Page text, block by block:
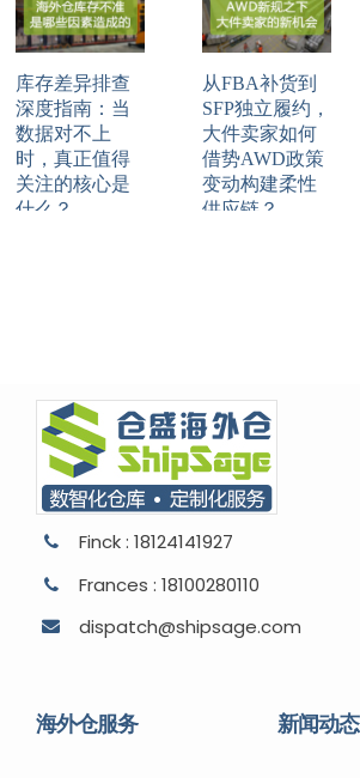
库存差异排查
深度指南：当
数据对不上
时，真正值得
关注的核心是
什么？
从FBA补货到
SFP独立履约，
大件卖家如何
借势AWD政策
变动构建柔性
供应链？
Finck : 18124141927
Frances : 18100280110
dispatch@shipsage.com
海外仓服务 新闻动态